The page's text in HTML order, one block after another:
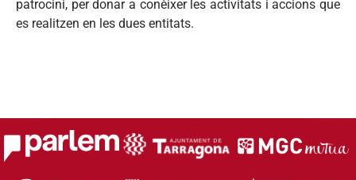
patrocini, per donar a conèixer les activitats i accions que
es realitzen en les dues entitats.